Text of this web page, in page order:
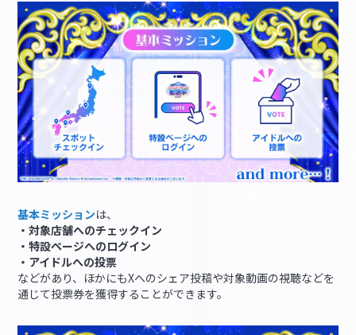
基本ミッションは、
・対象店舗へのチェックイン
・特設ページへのログイン
・アイドルへの投票
などがあり、ほかにもXへのシェア投稿や対象動画の視聴などを
通じて投票券を獲得することができます。